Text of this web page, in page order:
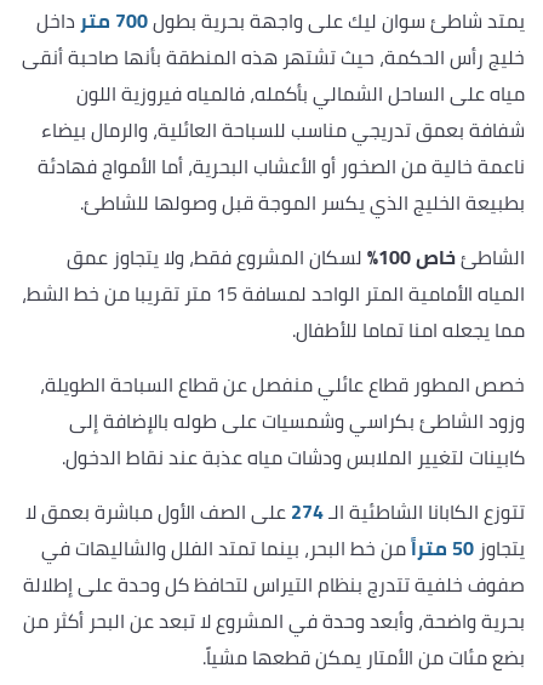
يمتد شاطئ سوان ليك على واجهة بحرية بطول700 متر
داخل
خليج رأس الحكمة، حيث تشتهر هذه المنطقة بأنها صاحبة أنقى
مياه على الساحل الشمالي بأكمله، فالمياه فيروزية اللون
شفافة بعمق تدريجي مناسب للسباحة العائلية، والرمال بيضاء
ناعمة خالية من الصخور أو الأعشاب البحرية، أما الأمواج فهادئة
بطبيعة الخليج الذي يكسر الموجة قبل وصولها للشاطئ.
الشاطئخاص 100%
لسكان المشروع فقط، ولا يتجاوز عمق
المياه الأمامية المتر الواحد لمسافة 15 متر تقريبا من خط الشط،
مما يجعله امنا تماما للأطفال.
خصص المطور قطاع عائلي منفصل عن قطاع السباحة الطويلة،
وزود الشاطئ بكراسي وشمسيات على طوله بالإضافة إلى
كابينات لتغيير الملابس ودشات مياه عذبة عند نقاط الدخول.
تتوزع الكابانا الشاطئية الـ274على الصف الأول مباشرة بعمق لا
يتجاوز 50 متراً
من خط البحر، بينما تمتد الفلل والشاليهات في
صفوف خلفية تتدرج بنظام التيراس لتحافظ كل وحدة على إطلالة
بحرية واضحة، وأبعد وحدة في المشروع لا تبعد عن البحر أكثر من
بضع مئات من الأمتار يمكن قطعها مشياً.